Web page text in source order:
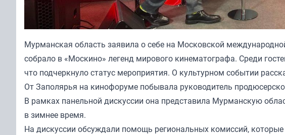
Мурманская область заявила о себе на Московской
собрало в «Москино» легенд мирового кинематографа. Среди
что подчеркнуло статус мероприятия. О культурном событии
От Заполярья на кинофоруме побывала руководитель
В рамках панельной дискуссии она представила Мурманскую
в зимнее время.
На дискуссии обсуждали помощь региональных комиссий,